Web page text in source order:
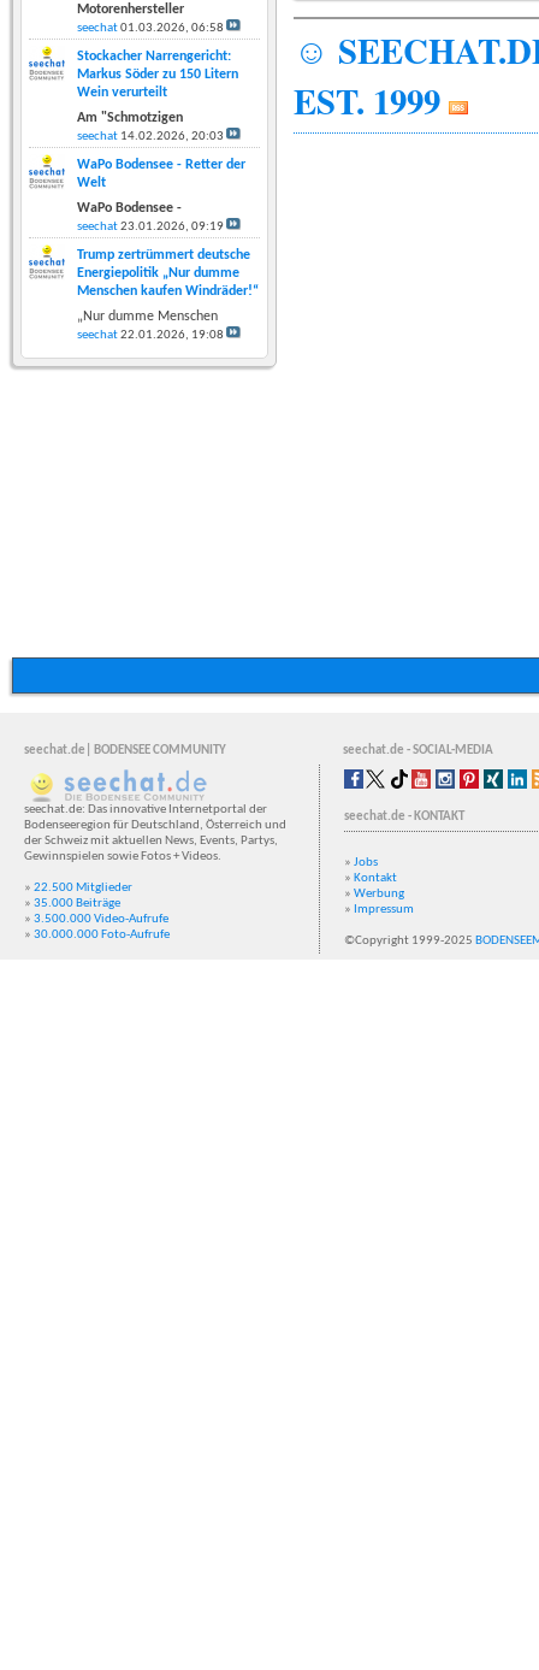
Motorenhersteller
seechat01.03.2026, 06:58
Stockacher Narrengericht:
Markus Söder zu 150 Litern
Wein verurteilt
Am "Schmotzigen
seechat 14.02.2026, 20:03
WaPo Bodensee - Retter der
Welt
WaPo Bodensee -
seechat23.01.2026, 09:19
Trump zertrümmert deutsche
Energiepolitik „Nur dumme
Menschen kaufen Windräder!“
„Nur dumme Menschen
seechat22.01.2026, 19:08
☺
EST. 1999
seechat.de| BODENSEE COMMUNITY seechat.de - SOCIAL-MEDIA
seechat.de: Das innovative Internetportal der
Bodenseeregion für Deutschland, Österreich und
der Schweiz mit aktuellen News, Events, Partys,
Gewinnspielen sowie Fotos + Videos.
» 22.500 Mitglieder
» 35.000 Beiträge
» 3.500.000 Video-Aufrufe
» 30.000.000 Foto-Aufrufe
seechat.de - KONTAKT
» Jobs
» Kontakt
» Werbung
» Impressum
©Copyright 1999-2025